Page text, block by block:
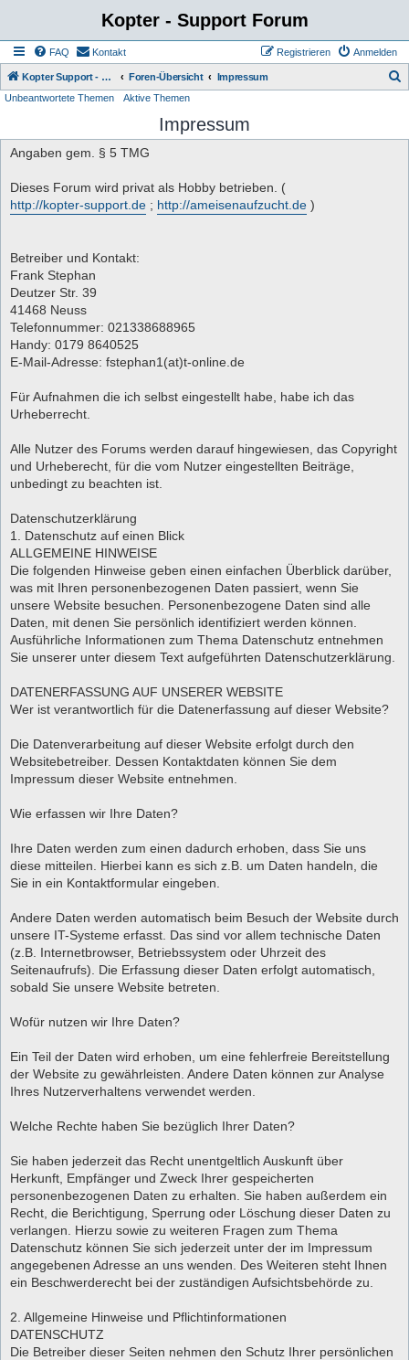
Kopter - Support Forum
FAQ Kontakt Anmelden
Registrieren
Kopter Support - von Anwendern für Anwender. Foren-Übersicht Impressum
h
Unbeantwortete Themen Aktive Themen
Impressum
Angaben gem. § 5 TMG
Dieses Forum wird privat als Hobby betrieben. (
http://kopter-support.de ; http://ameisenaufzucht.de )
Betreiber und Kontakt:
Frank Stephan
Deutzer Str. 39
41468 Neuss
Telefonnummer: 021338688965
Handy: 0179 8640525
E-Mail-Adresse: fstephan1(at)t-online.de
Für Aufnahmen die ich selbst eingestellt habe, habe ich das
Urheberrecht.
Alle Nutzer des Forums werden darauf hingewiesen, das Copyright
und Urheberecht, für die vom Nutzer eingestellten Beiträge,
unbedingt zu beachten ist.
Datenschutzerklärung
1. Datenschutz auf einen Blick
ALLGEMEINE HINWEISE
Die folgenden Hinweise geben einen einfachen Überblick darüber,
was mit Ihren personenbezogenen Daten passiert, wenn Sie
unsere Website besuchen. Personenbezogene Daten sind alle
Daten, mit denen Sie persönlich identifiziert werden können.
Ausführliche Informationen zum Thema Datenschutz entnehmen
Sie unserer unter diesem Text aufgeführten Datenschutzerklärung.
DATENERFASSUNG AUF UNSERER WEBSITE
Wer ist verantwortlich für die Datenerfassung auf dieser Website?
Die Datenverarbeitung auf dieser Website erfolgt durch den
Websitebetreiber. Dessen Kontaktdaten können Sie dem
Impressum dieser Website entnehmen.
Wie erfassen wir Ihre Daten?
Ihre Daten werden zum einen dadurch erhoben, dass Sie uns
diese mitteilen. Hierbei kann es sich z.B. um Daten handeln, die
Sie in ein Kontaktformular eingeben.
Andere Daten werden automatisch beim Besuch der Website durch
unsere IT-Systeme erfasst. Das sind vor allem technische Daten
(z.B. Internetbrowser, Betriebssystem oder Uhrzeit des
Seitenaufrufs). Die Erfassung dieser Daten erfolgt automatisch,
sobald Sie unsere Website betreten.
Wofür nutzen wir Ihre Daten?
Ein Teil der Daten wird erhoben, um eine fehlerfreie Bereitstellung
der Website zu gewährleisten. Andere Daten können zur Analyse
Ihres Nutzerverhaltens verwendet werden.
Welche Rechte haben Sie bezüglich Ihrer Daten?
Sie haben jederzeit das Recht unentgeltlich Auskunft über
Herkunft, Empfänger und Zweck Ihrer gespeicherten
personenbezogenen Daten zu erhalten. Sie haben außerdem ein
Recht, die Berichtigung, Sperrung oder Löschung dieser Daten zu
verlangen. Hierzu sowie zu weiteren Fragen zum Thema
Datenschutz können Sie sich jederzeit unter der im Impressum
angegebenen Adresse an uns wenden. Des Weiteren steht Ihnen
ein Beschwerderecht bei der zuständigen Aufsichtsbehörde zu.
2. Allgemeine Hinweise und Pflichtinformationen
DATENSCHUTZ
Die Betreiber dieser Seiten nehmen den Schutz Ihrer persönlichen